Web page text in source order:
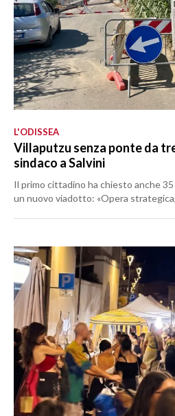
L'ODISSEA
Villaputzu senza ponte da
sindaco a Salvini
Il primo cittadino ha chiesto anche
un nuovo viadotto: «Opera